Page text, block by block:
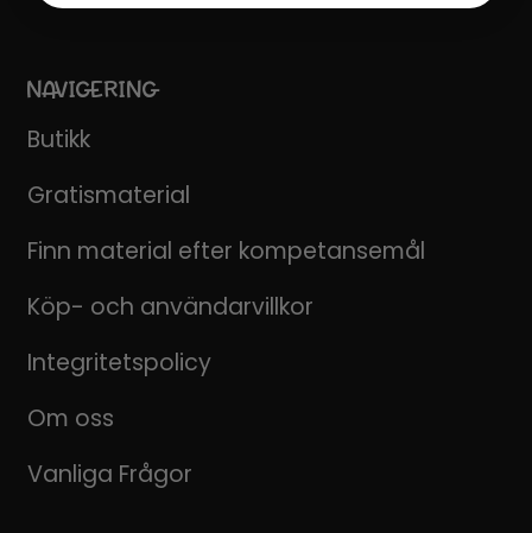
NAVIGERING
Butikk
Gratismaterial
Finn material efter kompetansemål
Köp- och användarvillkor
Integritetspolicy
Om oss
Vanliga Frågor